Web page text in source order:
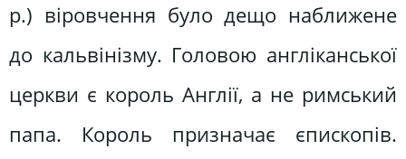
р.) віровчення було дещо наближене
до кальвінізму. Головою англіканської
церкви є король Англії, а не римський
папа. Король призначає єпископів.